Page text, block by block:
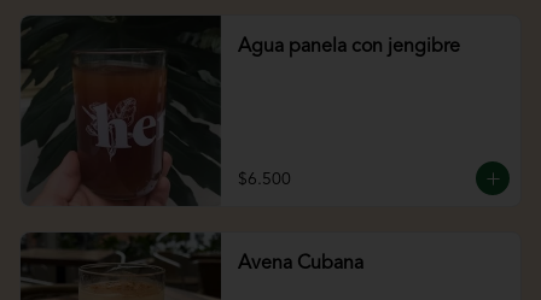
Agua panela con jengibre
$6.500
Avena Cubana